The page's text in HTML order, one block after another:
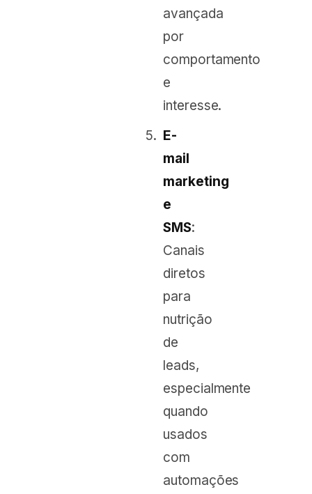
avançada
por
comportamento
e
interesse.
E-
mail
marketing
e
SMS:
Canais
diretos
para
nutrição
de
leads,
especialmente
quando
usados
com
automações